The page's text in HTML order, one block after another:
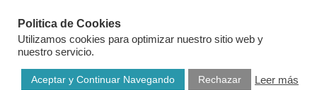
Politica de Cookies
Utilizamos cookies para optimizar nuestro sitio web y
nuestro servicio.
Aceptar y Continuar Navegando Rechazar
Leer más